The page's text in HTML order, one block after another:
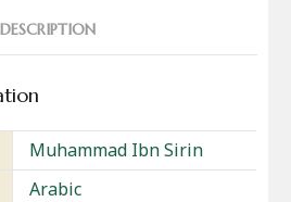
DESCRIPTION
Muhammad Ibn Sirin
Arabic